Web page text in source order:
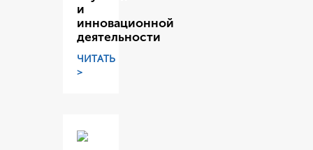
и
инновационной
деятельности
ЧИТАТЬ
>